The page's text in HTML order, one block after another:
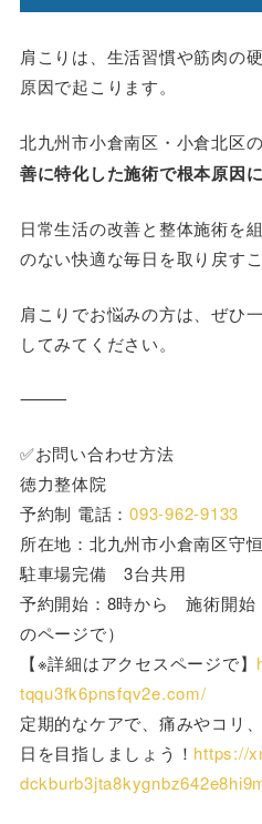
肩こりは、生活習慣や筋肉の
原因で起こります。
北九州市小倉南区・小倉北区
善に特化した施術で根本原因
日常生活の改善と整体施術を
のない快適な毎日を取り戻す
肩こりでお悩みの方は、ぜひ
してみてください。
⸻
✅お問い合わせ方法
徳力整体院
予約制 電話：093-962-9133
所在地：北九州市小倉南区守
駐車場完備 3台共用
予約開始：8時から 施術開始
のページで）
【※詳細はアクセスページで】
tqqu3fk6pnsfqv2e.com/
定期的なケアで、痛みやコリ
日を目指しましょう！ https://